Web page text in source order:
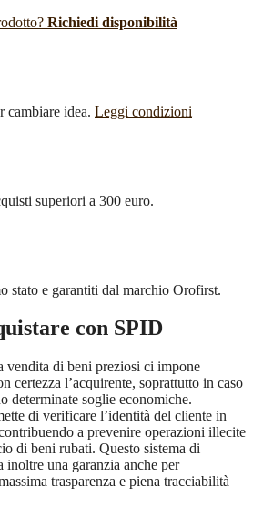
Richiedi disponibilità
cambiare idea. Leggi condizioni
superiori a 300 euro.
stato e garantiti dal marchio Orofirst.
con SPID
vendita di beni preziosi ci impone
certezza l’acquirente, soprattutto in caso
determinate soglie economiche.
di verificare l’identità del cliente in
a prevenire operazioni illecite
di beni rubati. Questo sistema di
inoltre una garanzia anche per
trasparenza e piena tracciabilità